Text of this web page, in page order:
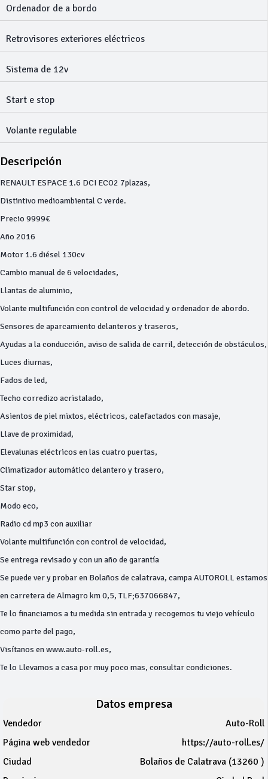
Ordenador de a bordo
Retrovisores exteriores eléctricos
Sistema de 12v
Start e stop
Volante regulable
Descripción
RENAULT ESPACE 1.6 DCI ECO2 7plazas,
Distintivo medioambiental C verde.
Precio 9999€
Año 2016
Motor 1.6 diésel 130cv
Cambio manual de 6 velocidades,
Llantas de aluminio,
Volante multifunción con control de velocidad y ordenador de abordo.
Sensores de aparcamiento delanteros y traseros,
Ayudas a la conducción, aviso de salida de carril, detección de obstáculos,
Luces diurnas,
Fados de led,
Techo corredizo acristalado,
Asientos de piel mixtos, eléctricos, calefactados con masaje,
Llave de proximidad,
Elevalunas eléctricos en las cuatro puertas,
Climatizador automático delantero y trasero,
Star stop,
Modo eco,
Radio cd mp3 con auxiliar
Volante multifunción con control de velocidad,
Se entrega revisado y con un año de garantía
Se puede ver y probar en Bolaños de calatrava, campa AUTOROLL estamos
en carretera de Almagro km 0,5, TLF;637066847,
Te lo financiamos a tu medida sin entrada y recogemos tu viejo vehículo
como parte del pago,
Visítanos en www.auto-roll.es,
Te lo Llevamos a casa por muy poco mas, consultar condiciones.
Datos empresa
Vendedor
Auto-Roll
Página web vendedor
https://auto-roll.es/
Ciudad
Bolaños de Calatrava (13260 )